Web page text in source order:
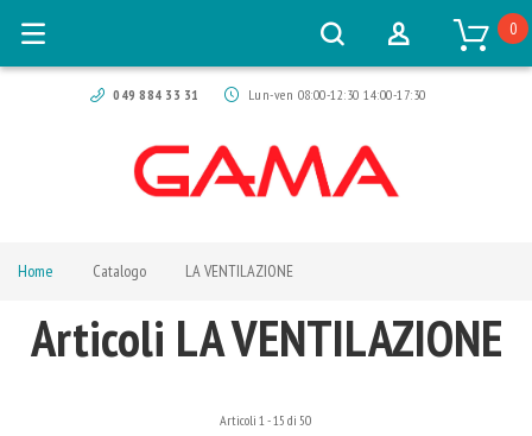
049 884 33 31 Lun-ven 08:00-12:30 14:00-17:30
0
Home Catalogo LA VENTILAZIONE
Articoli LA VENTILAZIONE
Articoli 1 -15 di 50